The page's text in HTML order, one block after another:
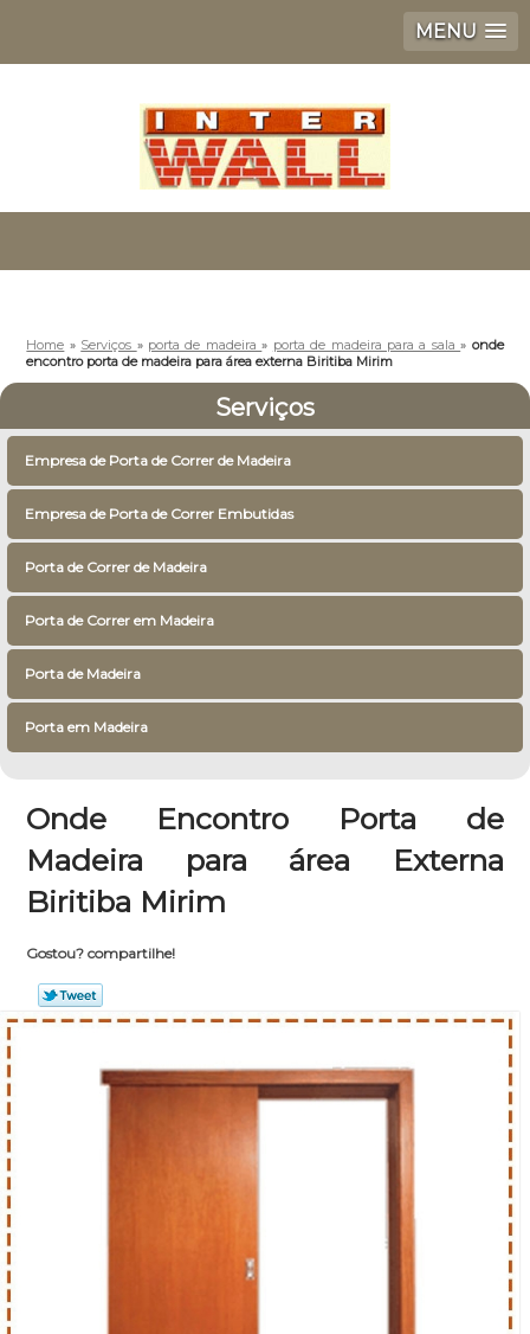
MENU
Home » Serviços » porta de madeira» porta de madeira para a sala» onde
encontro porta de madeira para área externa Biritiba Mirim
Serviços
Empresa de Porta de Correr de Madeira
Empresa de Porta de Correr Embutidas
Porta de Correr de Madeira
Porta de Correr em Madeira
Porta de Madeira
Porta em Madeira
Onde Encontro Porta de
Madeira para área Externa
Biritiba Mirim
Gostou? compartilhe!